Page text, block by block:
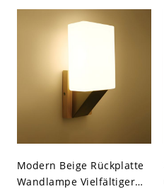
Papierschirm - Beige
110V-120V
Modern Beige Rückplatte
Wandlampe Vielfältiger